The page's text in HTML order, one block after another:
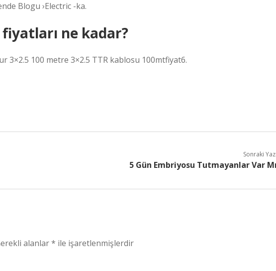
Blogu ›Electric -ka.
ne kadar?
3×2.5 100 metre 3×2.5 TTR kablosu 100mtfiyat6.
Sonraki
5 Gün Embriyosu Tutmayanlar Var
alanlar* ile işaretlenmişlerdir